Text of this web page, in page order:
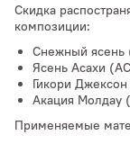
Скидка
композиции:
Снежный ясень
Ясень Асахи
Гикори
Акация Молдау
Применяемые